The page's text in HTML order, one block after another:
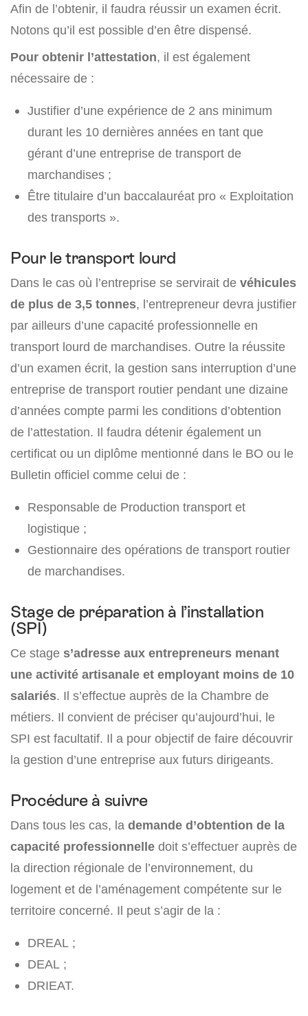
Afin de l’obtenir, il faudra réussir un examen écrit.
Notons qu’il est possible d’en être dispensé.
Pour obtenir l’attestation, il est également
nécessaire de :
Justifier d’une expérience de 2 ans minimum
durant les 10 dernières années en tant que
gérant d’une entreprise de transport de
marchandises ;
Être titulaire d’un baccalauréat pro « Exploitation
des transports ».
Pour le transport lourd
Dans le cas où l’entreprise se servirait de véhicules
de plus de 3,5 tonnes, l’entrepreneur devra justifier
par ailleurs d’une capacité professionnelle en
transport lourd de marchandises. Outre la réussite
d’un examen écrit, la gestion sans interruption d’une
entreprise de transport routier pendant une dizaine
d’années compte parmi les conditions d’obtention
de l’attestation. Il faudra détenir également un
certificat ou un diplôme mentionné dans le BO ou le
Bulletin officiel comme celui de :
Responsable de Production transport et
logistique ;
Gestionnaire des opérations de transport routier
de marchandises.
Stage de préparation à l’installation
(SPI)
Ce stage s’adresse aux entrepreneurs menant
une activité artisanale et employant moins de 10
salariés. Il s’effectue auprès de la Chambre de
métiers. Il convient de préciser qu’aujourd’hui, le
SPI est facultatif. Il a pour objectif de faire découvrir
la gestion d’une entreprise aux futurs dirigeants.
Procédure à suivre
Dans tous les cas, la demande d’obtention de la
capacité professionnelle doit s’effectuer auprès de
la direction régionale de l’environnement, du
logement et de l’aménagement compétente sur le
territoire concerné. Il peut s’agir de la :
DREAL ;
DEAL ;
DRIEAT.